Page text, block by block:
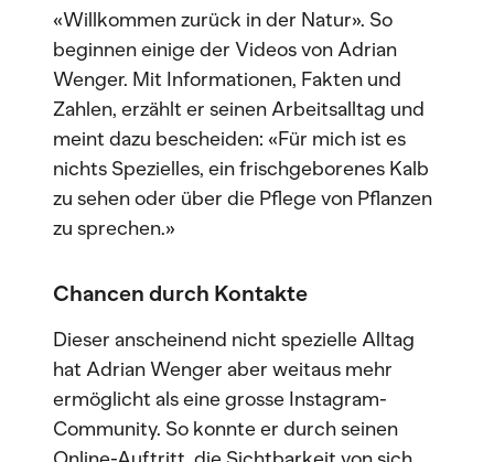
«Willkommen zurück in der Natur». So
beginnen einige der Videos von Adrian
Wenger. Mit Informationen, Fakten und
Zahlen, erzählt er seinen Arbeitsalltag und
meint dazu bescheiden: «Für mich ist es
nichts Spezielles, ein frischgeborenes Kalb
zu sehen oder über die Pflege von Pflanzen
zu sprechen.»
Chancen durch Kontakte
Dieser anscheinend nicht spezielle Alltag
hat Adrian Wenger aber weitaus mehr
ermöglicht als eine grosse Instagram-
Community. So konnte er durch seinen